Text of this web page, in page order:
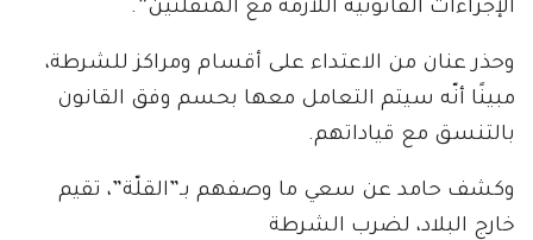
الإجراءات القانونية اللازمة مع المنفلتين”.
وحذر عنان من الاعتداء على أقسام ومراكز للشرطة،
مبينًا أنّه سيتم التعامل معها بحسم وفق القانون
بالتنسق مع قياداتهم.
وكشف حامد عن سعي ما وصفهم بـ”القلّة”، تقيم
خارج البلاد، لضرب الشرطة